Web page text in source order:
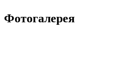
Фотогалерея